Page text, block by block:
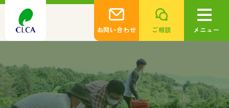
お問い合わせ ご相談 メニュー